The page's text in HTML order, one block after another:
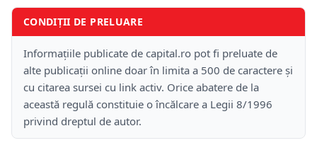
CONDIȚII DE PRELUARE
Informațiile publicate de capital.ro pot fi preluate de
alte publicații online doar în limita a 500 de caractere și
cu citarea sursei cu link activ. Orice abatere de la
această regulă constituie o încălcare a Legii 8/1996
privind dreptul de autor.